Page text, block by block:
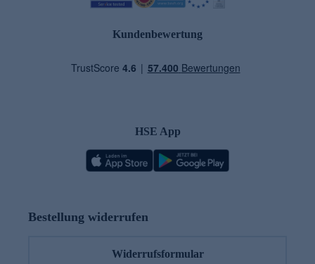
Kundenbewertung
HSE App
Bestellung widerrufen
Widerrufsformular